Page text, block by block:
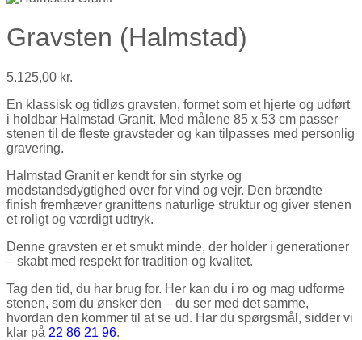
Gravsten (Halmstad)
5.125,00 kr.
En klassisk og tidløs gravsten, formet som et hjerte og udført
i holdbar Halmstad Granit. Med målene 85 x 53 cm passer
stenen til de fleste gravsteder og kan tilpasses med personlig
gravering.
Halmstad Granit er kendt for sin styrke og
modstandsdygtighed over for vind og vejr. Den brændte
finish fremhæver granittens naturlige struktur og giver stenen
et roligt og værdigt udtryk.
Denne gravsten er et smukt minde, der holder i generationer
– skabt med respekt for tradition og kvalitet.
Tag den tid, du har brug for. Her kan du i ro og mag udforme
stenen, som du ønsker den – du ser med det samme,
hvordan den kommer til at se ud. Har du spørgsmål, sidder vi
klar på 22 86 21 96.